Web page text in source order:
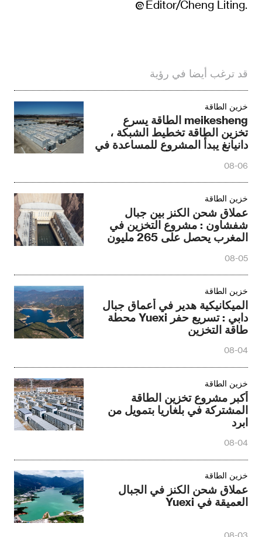
.Editor/Cheng Liting
قد ترغب أيضا في رؤية
خزين الطاقة
meikesheng الطاقة يسرع
تخزين الطاقة تخطيط الشبكة ،
دانيانغ يبدأ المشروع للمساعدة في
08-06
خزين الطاقة
عملاق شحن الكنز بين جبال
شفشاون : مشروع التخزين في
المغرب يحصل على 265 مليون
08-05
خزين الطاقة
الميكانيكية هدير في أعماق جبال
دابي : تسريع حفر Yuexi محطة
طاقة التخزين
08-04
خزين الطاقة
أكبر مشروع تخزين الطاقة
المشتركة في بلغاريا بتمويل من
ابرد
08-04
خزين الطاقة
عملاق شحن الكنز في الجبال
العميقة في Yuexi
08-03